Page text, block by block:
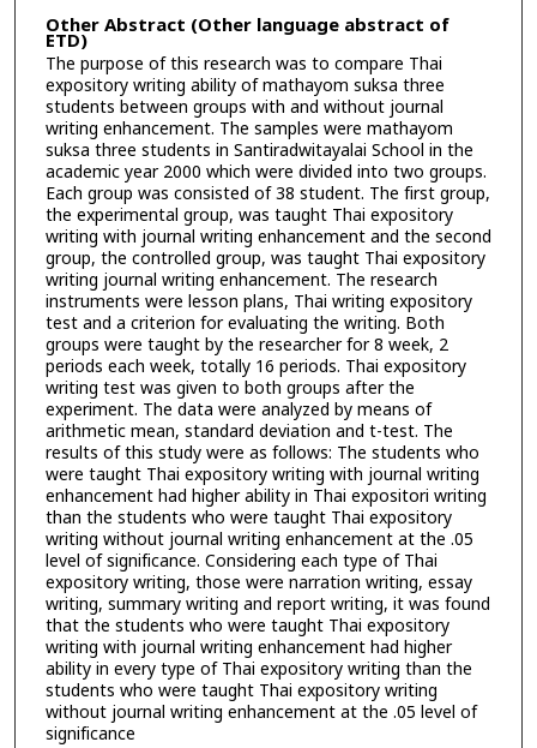
Other Abstract (Other language abstract of
ETD)
The purpose of this research was to compare Thai
expository writing ability of mathayom suksa three
students between groups with and without journal
writing enhancement. The samples were mathayom
suksa three students in Santiradwitayalai School in the
academic year 2000 which were divided into two groups.
Each group was consisted of 38 student. The first group,
the experimental group, was taught Thai expository
writing with journal writing enhancement and the second
group, the controlled group, was taught Thai expository
writing journal writing enhancement. The research
instruments were lesson plans, Thai writing expository
test and a criterion for evaluating the writing. Both
groups were taught by the researcher for 8 week, 2
periods each week, totally 16 periods. Thai expository
writing test was given to both groups after the
experiment. The data were analyzed by means of
arithmetic mean, standard deviation and t-test. The
results of this study were as follows: The students who
were taught Thai expository writing with journal writing
enhancement had higher ability in Thai expositori writing
than the students who were taught Thai expository
writing without journal writing enhancement at the .05
level of significance. Considering each type of Thai
expository writing, those were narration writing, essay
writing, summary writing and report writing, it was found
that the students who were taught Thai expository
writing with journal writing enhancement had higher
ability in every type of Thai expository writing than the
students who were taught Thai expository writing
without journal writing enhancement at the .05 level of
significance